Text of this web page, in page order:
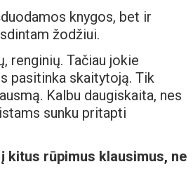
knygos, bet ir
žodžiui.
renginių. Tačiau jokie
pasitinka skaitytoją. Tik
Kalbu daugiskaita, nes
sunku pritapti
kitus rūpimus klausimus, ne